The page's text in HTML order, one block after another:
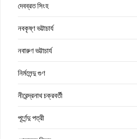
দেবব্রত সিংহ
নবকৃষ্ণ ভট্টাচার্য
নবারুণ ভট্টাচার্য
নির্মলেন্দু গুণ
নীরেন্দ্রনাথ চক্রবর্তী
পূর্ণেন্দু পত্রী